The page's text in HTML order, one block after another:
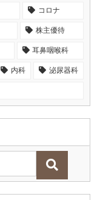
コロナ
株主優待
耳鼻咽喉科
内科 泌尿器科